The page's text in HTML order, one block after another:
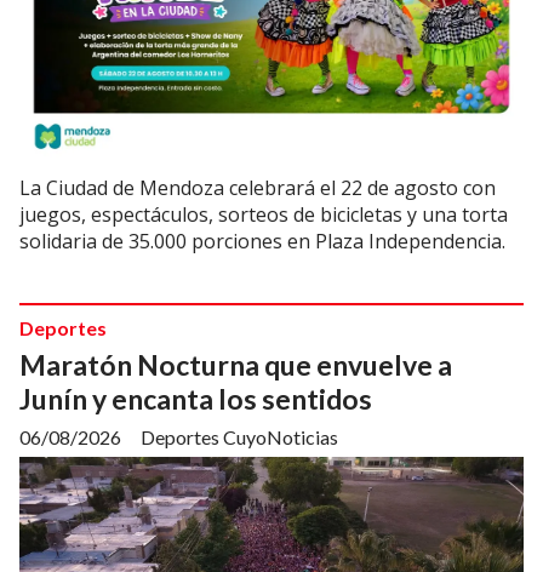
La Ciudad de Mendoza celebrará el 22 de agosto con
juegos, espectáculos, sorteos de bicicletas y una torta
solidaria de 35.000 porciones en Plaza Independencia.
Maratón Nocturna que envuelve a
Junín y encanta los sentidos
Deportes CuyoNoticias
Deportes
06/08/2026